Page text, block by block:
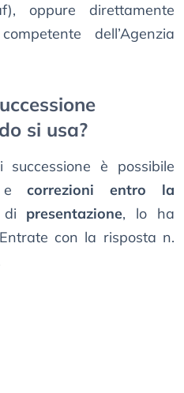
oppure direttamente
dell’Agenzia
si usa?
è possibile
correzioni
entro la
di presentazione, lo ha
con la risposta n.